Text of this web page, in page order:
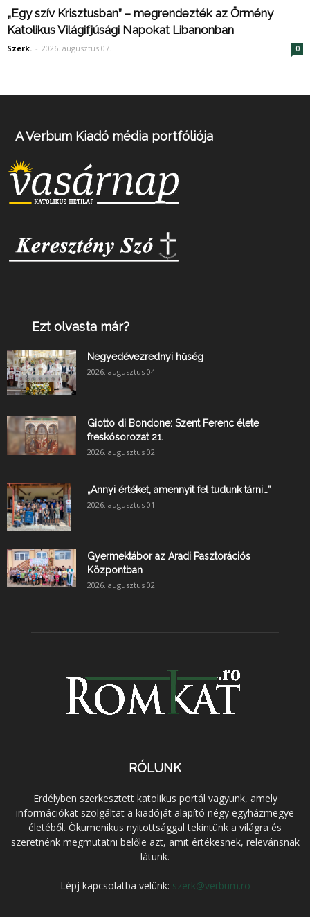
„Egy szív Krisztusban” – megrendezték az Örmény
Katolikus Világifjúsági Napokat Libanonban
Szerk. - 2026. augusztus 07. 0
A Verbum Kiadó média portfóliója
Ezt olvasta már?
Negyedévezrednyi hűség
2026. augusztus 04.
Giotto di Bondone: Szent Ferenc élete
freskósorozat 21.
2026. augusztus 02.
„Annyi értéket, amennyit fel tudunk tárni…”
2026. augusztus 01.
Gyermektábor az Aradi Pasztorációs
Központban
2026. augusztus 02.
RÓLUNK
Erdélyben szerkesztett katolikus portál vagyunk, amely
információkat szolgáltat a kiadóját alapító négy egyházmegye
életéből. Ökumenikus nyitottsággal tekintünk a világra és
szeretnénk megmutatni belőle azt, amit értékesnek, relevánsnak
látunk.
Lépj kapcsolatba velünk: szerk@verbum.ro